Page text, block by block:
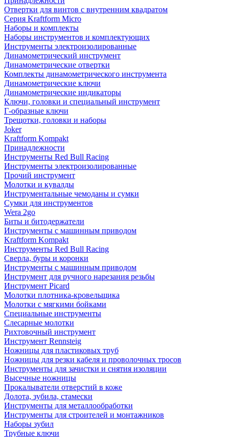
Отвертки для винтов с внутренним квадратом
Серия Kraftform Micro
Наборы и комплекты
Наборы инструментов и комплектующих
Инструменты электроизолированные
Динамометрический инструмент
Динамометрические отвертки
Комплекты динамометрического инструмента
Динамометрические ключи
Динамометрические индикаторы
Ключи, головки и специальный инструмент
Г-образные ключи
Трещотки, головки и наборы
Joker
Kraftform Kompakt
Принадлежности
Инструменты Red Bull Racing
Инструменты электроизолированные
Прочий инструмент
Молотки и кувалды
Инструментальные чемоданы и сумки
Сумки для инструментов
Wera 2go
Биты и битодержатели
Инструменты с машинным приводом
Kraftform Kompakt
Инструменты Red Bull Racing
Сверла, буры и коронки
Инструменты с машинным приводом
Инструмент для ручного нарезания резьбы
Инструмент Picard
Молотки плотника-кровельщика
Молотки с мягкими бойками
Специальные инструменты
Слесарные молотки
Рихтовочный инструмент
Инструмент Rennsteig
Ножницы для пластиковых труб
Ножницы для резки кабеля и проволочных тросов
Инструменты для зачистки и снятия изоляции
Высечные ножницы
Прокалыватели отверстий в коже
Долота, зубила, стамески
Инструменты для металлообработки
Инструменты для строителей и монтажников
Наборы зубил
Трубные ключи